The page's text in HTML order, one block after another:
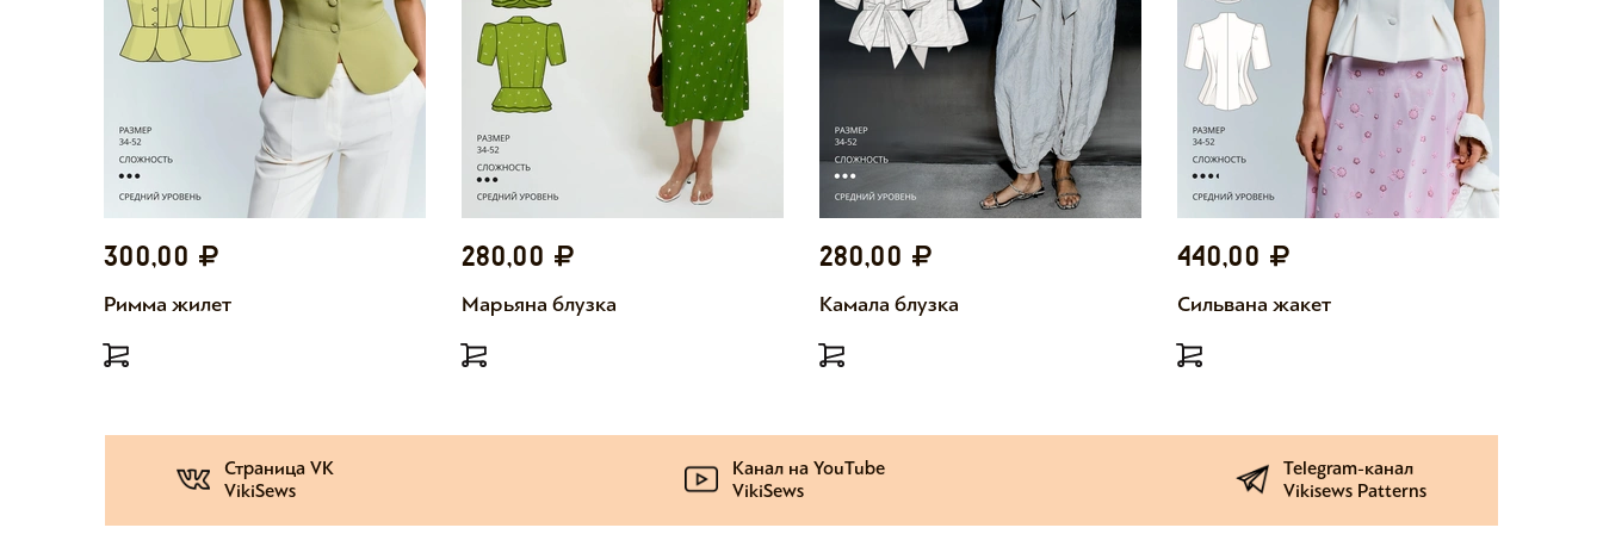
300,00
Римма жилет
280,00
Марьяна блузка
280,00
Камала блузка
440,00
Сильвана жакет
Страница VK
VikiSews
Канал на YouTube
VikiSews
Telegram-канал
Vikisews Patterns